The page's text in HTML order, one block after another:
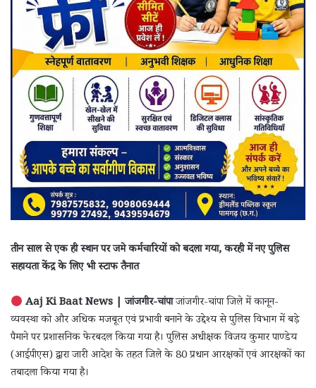
तीन साल से एक ही स्थान पर जमे कर्मचारियों को बदला गया, करही में नए पुलिस
सहायता केंद्र के लिए भी स्टाफ तैनात
Aaj Ki Baat News | जांजगीर-चांपाजांजगीर-चांपा जिले में कानून-
व्यवस्था को और अधिक मजबूत एवं प्रभावी बनाने के उद्देश्य से पुलिस विभाग में बड़े
पैमाने पर प्रशासनिक फेरबदल किया गया है। पुलिस अधीक्षक विजय कुमार पाण्डेय
(आईपीएस) द्वारा जारी आदेश के तहत जिले के 80 प्रधान आरक्षकों एवं आरक्षकों का
तबादला किया गया है।